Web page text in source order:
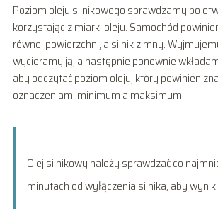
Poziom oleju silnikowego sprawdzamy po
korzystając z miarki oleju. Samochód
równej powierzchni, a silnik zimny.
wycieramy ją, a następnie ponownie
aby odczytać poziom oleju, który powinien
oznaczeniami minimum a maksimum.
Olej silnikowy należy sprawdzać co
minutach od wyłączenia silnika, aby